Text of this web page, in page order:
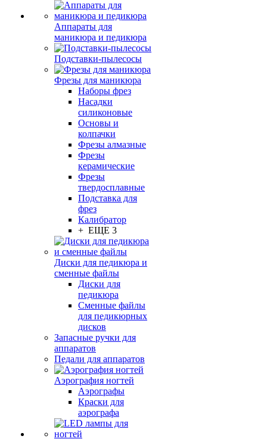
Аппараты для
маникюра и педикюра
Подставки-пылесосы
Фрезы для маникюра
Наборы фрез
Насадки
силиконовые
Основы и
колпачки
Фрезы алмазные
Фрезы
керамические
Фрезы
твердосплавные
Подставка для
фрез
Калибратор
+ ЕЩЕ 3
Диски для педикюра и
сменные файлы
Диски для
педикюра
Сменные файлы
для педикюрных
дисков
Запасные ручки для
аппаратов
Педали для аппаратов
Аэрография ногтей
Аэрографы
Краски для
аэрографа